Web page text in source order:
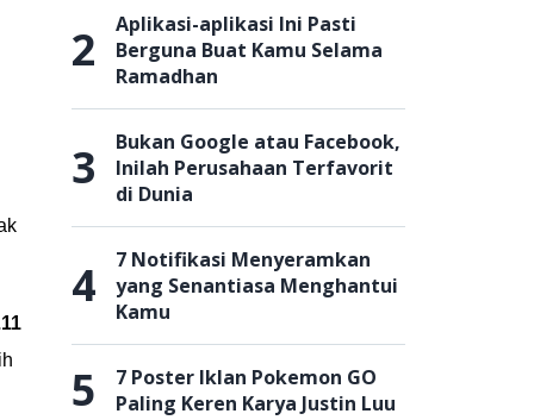
2
Aplikasi-aplikasi Ini Pasti
Berguna Buat Kamu Selama
Ramadhan
3
Bukan Google atau Facebook,
Inilah Perusahaan Terfavorit
di Dunia
4
7 Notifikasi Menyeramkan
yang Senantiasa Menghantui
Kamu
5
7 Poster Iklan Pokemon GO
Paling Keren Karya Justin Luu